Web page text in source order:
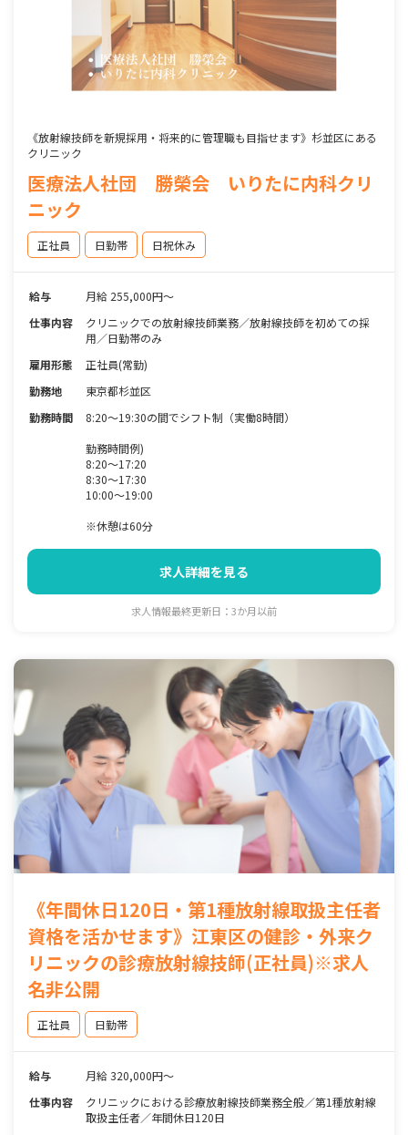
《放射線技師を新規採用・将来的に管理職も目指せます》杉並区にある
クリニック
医療法人社団 勝榮会 いりたに内科クリ
ニック
正社員 日勤帯 日祝休み
給与
月給 255,000円～
仕事内容
クリニックでの放射線技師業務／放射線技師を初めての採
用／日勤帯のみ
雇用形態
正社員(常勤)
勤務地
東京都杉並区
勤務時間
8:20～19:30の間でシフト制（実働8時間）
勤務時間例)
8:20～17:20
8:30～17:30
10:00～19:00
※休憩は60分
求人詳細を見る
求人情報最終更新日：3か月以前
《年間休日120日・第1種放射線取扱主任者
資格を活かせます》江東区の健診・外来ク
リニックの診療放射線技師(正社員)※求人
名非公開
正社員 日勤帯
給与
月給 320,000円～
仕事内容
クリニックにおける診療放射線技師業務全般／第1種放射線
取扱主任者／年間休日120日